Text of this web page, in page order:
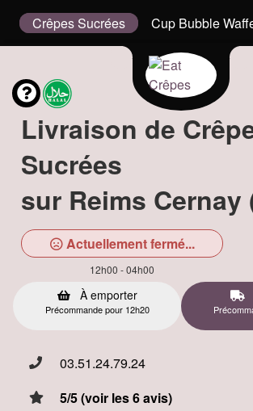
Crêpes Sucrées Cup Bubble
Livraison de
Sucrées
sur Reims Cernay
Actuellement fermé...
12h00 - 04h00
À emporter
Précommande pour 12h20
03.51.24.79.24
5/5 (voir les 6 avis)